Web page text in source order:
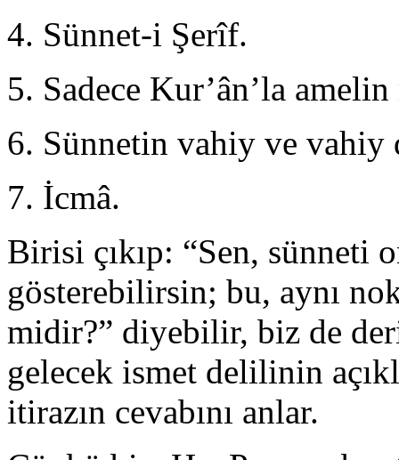
4. Sünnet-i Şerîf.
5. Sadece Kur’ân’la
6. Sünnetin vahiy ve vahiy
7. İcmâ.
Birisi çıkıp: “Sen, sünneti
gös­terebilirsin; bu, aynı
midir?” diye­bilir, biz de
gelecek ismet delilinin
itirazın cevabını anlar.